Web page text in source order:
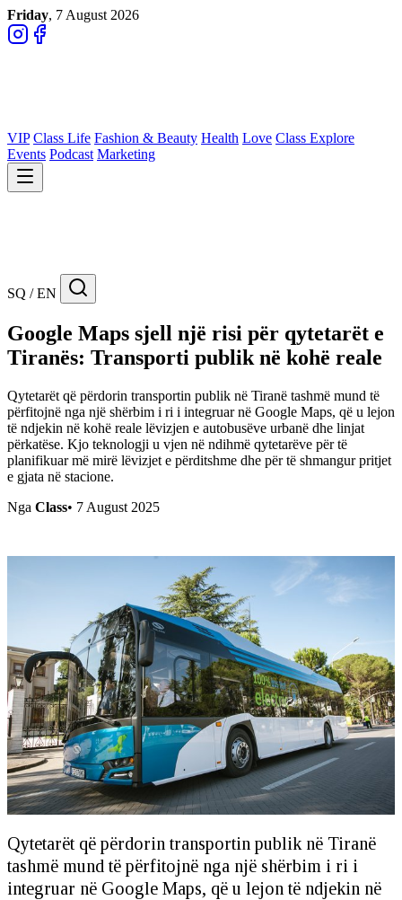
Friday, 7 August 2026
VIP Class Life Fashion & Beauty Health Love Class Explore
Events Podcast Marketing
SQ / EN
Google Maps sjell një risi për qytetarët e
Tiranës: Transporti publik në kohë reale
Qytetarët që përdorin transportin publik në Tiranë tashmë mund të
përfitojnë nga një shërbim i ri i integruar në Google Maps, që u lejon
të ndjekin në kohë reale lëvizjen e autobusëve urbanë dhe linjat
përkatëse. Kjo teknologji u vjen në ndihmë qytetarëve për të
planifikuar më mirë lëvizjet e përditshme dhe për të shmangur pritjet
e gjata në stacione.
Nga Class• 7 August 2025
Qytetarët që përdorin transportin publik në Tiranë
tashmë mund të përfitojnë nga një shërbim i ri i
integruar në Google Maps, që u lejon të ndjekin në